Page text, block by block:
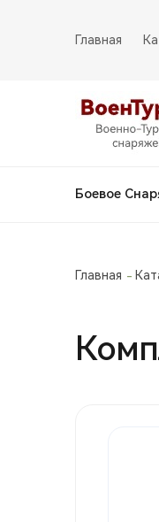
Главная
Боевое
Главная